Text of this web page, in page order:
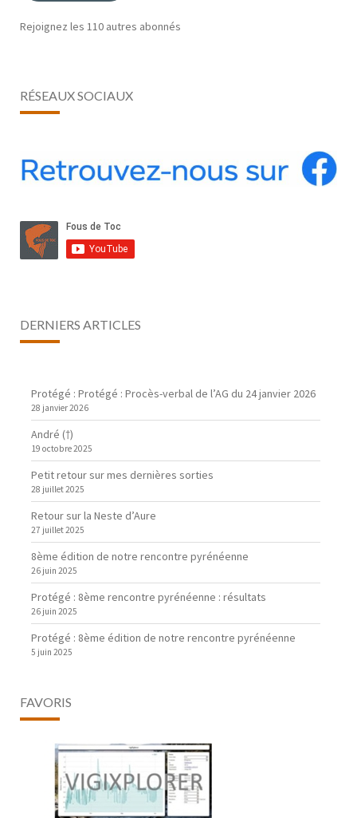
Rejoignez les 110 autres abonnés
RÉSEAUX SOCIAUX
DERNIERS ARTICLES
Protégé : Protégé : Procès-verbal de l’AG du 24 janvier 2026
28 janvier 2026
André (†)
19 octobre 2025
Petit retour sur mes dernières sorties
28 juillet 2025
Retour sur la Neste d’Aure
27 juillet 2025
8ème édition de notre rencontre pyrénéenne
26 juin 2025
Protégé : 8ème rencontre pyrénéenne : résultats
26 juin 2025
Protégé : 8ème édition de notre rencontre pyrénéenne
5 juin 2025
FAVORIS